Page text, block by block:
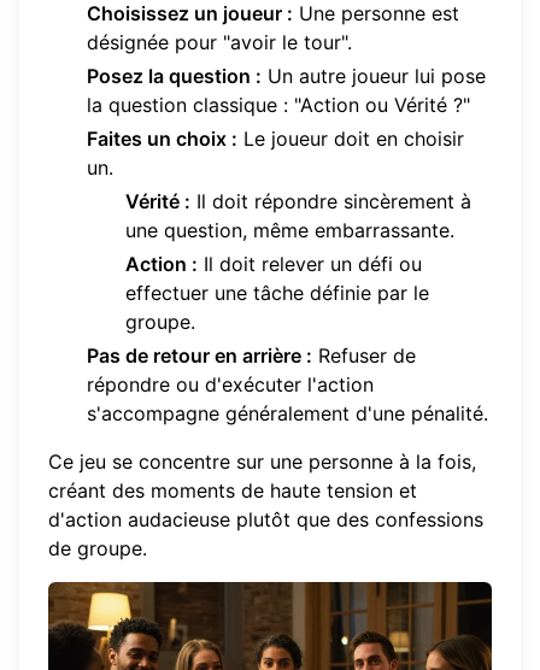
Choisissez un joueur : Une personne est
désignée pour "avoir le tour".
Posez la question : Un autre joueur lui pose
la question classique : "Action ou Vérité ?"
Faites un choix : Le joueur doit en choisir
un.
Vérité : Il doit répondre sincèrement à
une question, même embarrassante.
Action : Il doit relever un défi ou
effectuer une tâche définie par le
groupe.
Pas de retour en arrière : Refuser de
répondre ou d'exécuter l'action
s'accompagne généralement d'une pénalité.
Ce jeu se concentre sur une personne à la fois,
créant des moments de haute tension et
d'action audacieuse plutôt que des confessions
de groupe.